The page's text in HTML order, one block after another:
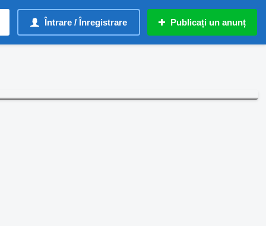
Întrare / Înregistrare Publicați un anunț